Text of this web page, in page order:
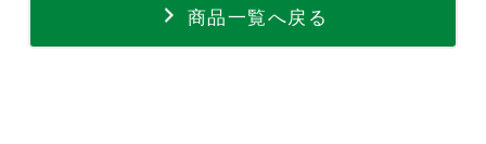
商品一覧へ戻る